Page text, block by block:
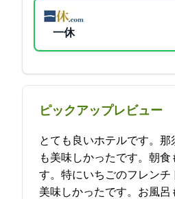
一休
ピックアップレビュー
とても良いホテルです。那
も美味しかったです。朝
す。特にいちごのフレンチ
美味しかったです。お風呂